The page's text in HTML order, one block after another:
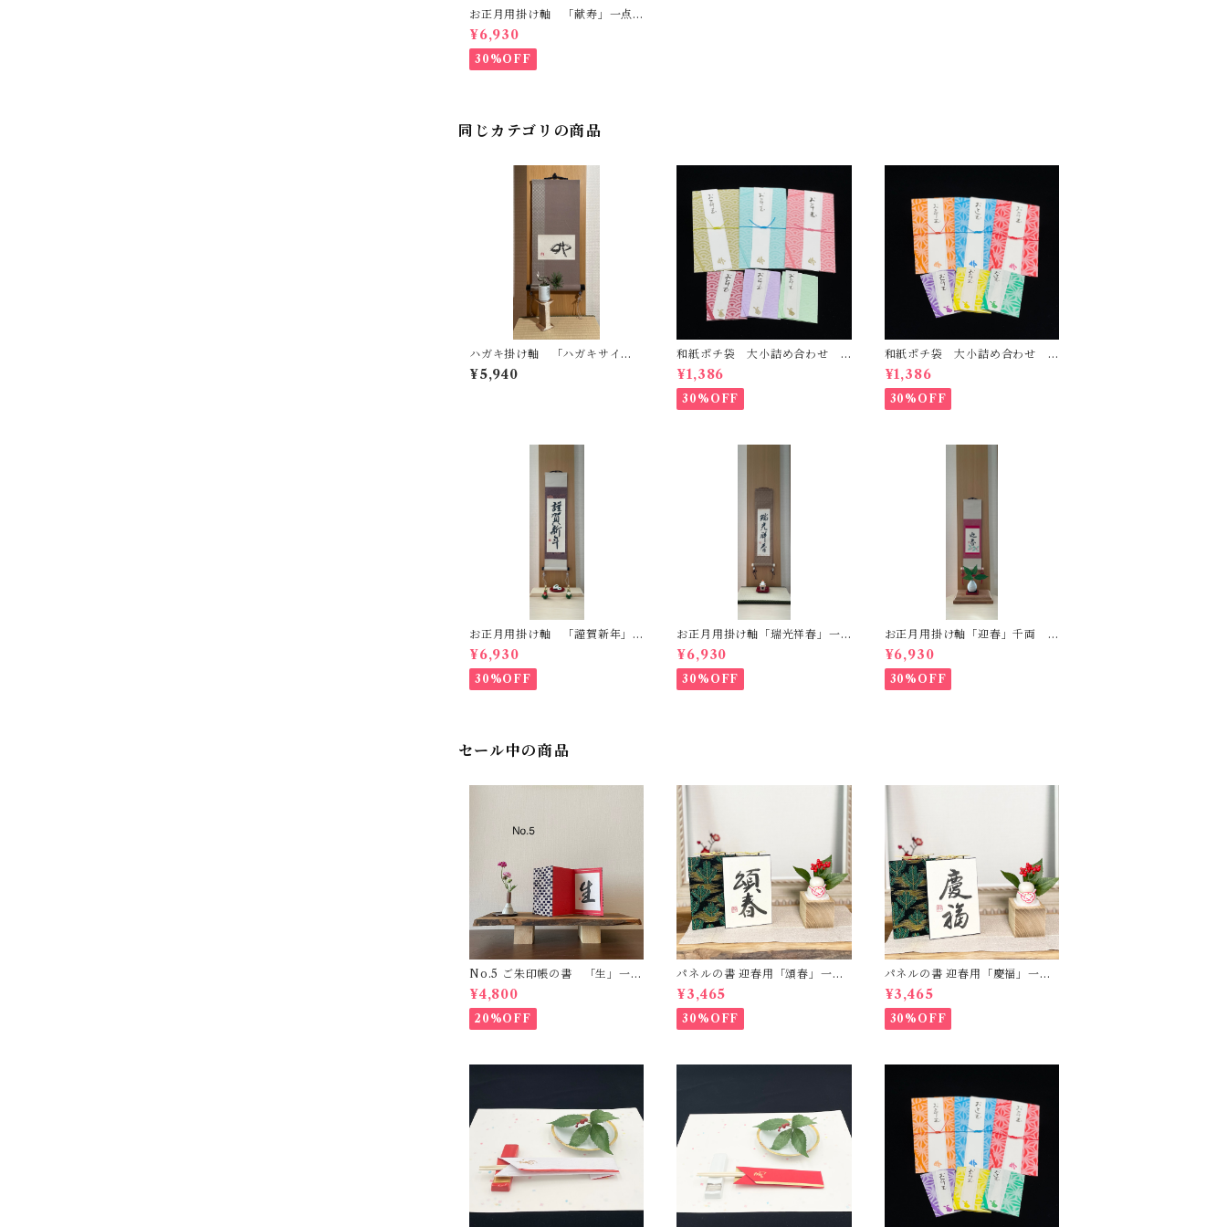
お正月用掛け軸 「献寿」一点
もの
¥6,930
30%OFF
同じカテゴリの商品
ハガキ掛け軸 「ハガキサイ
ズ」の書のセット［L］ 一点も
の
¥5,940
和紙ポチ袋 大小詰め合わせ
青海波
¥1,386
30%OFF
和紙ポチ袋 大小詰め合わせ
麻の葉
¥1,386
30%OFF
お正月用掛け軸 「謹賀新年」
一点もの
¥6,930
30%OFF
お正月用掛け軸「瑞光祥春」一
点もの
¥6,930
30%OFF
お正月用掛け軸「迎春」千両
一点もの
¥6,930
30%OFF
セール中の商品
No.5 ご朱印帳の書 「生」一点
もの
¥4,800
20%OFF
パネルの書 迎春用「頌春」一点
もの -ハガキサイズ-
¥3,465
30%OFF
パネルの書 迎春用「慶福」一点
もの -ハガキサイズ-
¥3,465
30%OFF